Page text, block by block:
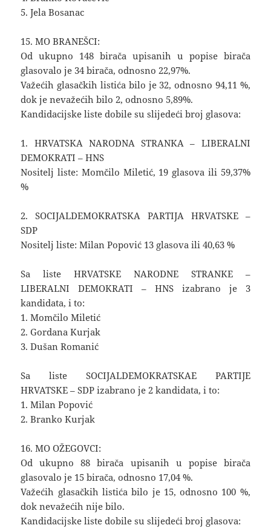
5. Jela Bosanac
15. MO BRANEŠCI:
Od ukupno 148 birača upisanih u popise birača
glasovalo je 34 birača, odnosno 22,97%.
Važećih glasačkih listića bilo je 32, odnosno 94,11 %,
dok je nevažećih bilo 2, odnosno 5,89%.
Kandidacijske liste dobile su slijedeći broj glasova:
1. HRVATSKA NARODNA STRANKA – LIBERALNI
DEMOKRATI – HNS
Nositelj liste: Momčilo Miletić, 19 glasova ili 59,37%
%
2. SOCIJALDEMOKRATSKA PARTIJA HRVATSKE –
SDP
Nositelj liste: Milan Popović 13 glasova ili 40,63 %
Sa liste HRVATSKE NARODNE STRANKE –
LIBERALNI DEMOKRATI – HNS izabrano je 3
kandidata, i to:
1. Momčilo Miletić
2. Gordana Kurjak
3. Dušan Romanić
Sa liste SOCIJALDEMOKRATSKAE PARTIJE
HRVATSKE – SDP izabrano je 2 kandidata, i to:
1. Milan Popović
2. Branko Kurjak
16. MO OŽEGOVCI:
Od ukupno 88 birača upisanih u popise birača
glasovalo je 15 birača, odnosno 17,04 %.
Važećih glasačkih listića bilo je 15, odnosno 100 %,
dok nevažećih nije bilo.
Kandidacijske liste dobile su slijedeći broj glasova: